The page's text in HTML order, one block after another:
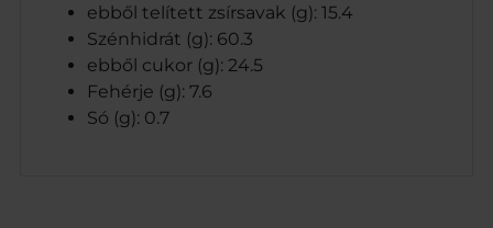
ebből telített zsírsavak (g): 15.4
Szénhidrát (g): 60.3
ebből cukor (g): 24.5
Fehérje (g): 7.6
Só (g): 0.7